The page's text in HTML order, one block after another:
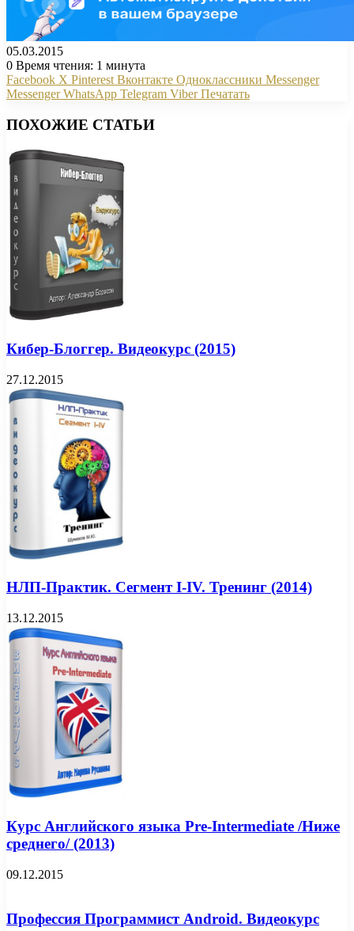
05.03.2015
0 Время чтения: 1 минута
Facebook X Pinterest Вконтакте Одноклассники Messenger
Messenger WhatsApp Telegram Viber Печатать
ПОХОЖИЕ СТАТЬИ
Кибер-Блоггер. Видеокурс (2015)
27.12.2015
НЛП-Практик. Сегмент I-IV. Тренинг (2014)
13.12.2015
Курс Английского языка Pre-Intermediate /Ниже
среднего/ (2013)
09.12.2015
Профессия Программист Android. Видеокурс